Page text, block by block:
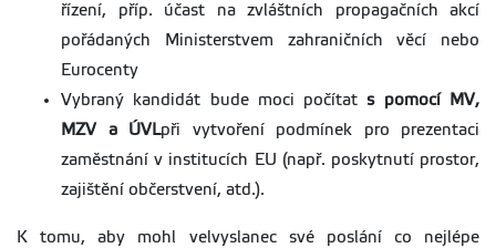
řízení, příp. účast na zvláštních propagačních akcí
pořádaných Ministerstvem zahraničních věcí nebo
Eurocenty
Vybraný kandidát bude moci počítat s pomocí MV,
MZV a ÚVLpři vytvoření podmínek pro prezentaci
zaměstnání v institucích EU (např. poskytnutí prostor,
zajištění občerstvení, atd.).
K tomu, aby mohl velvyslanec své poslání co nejlépe